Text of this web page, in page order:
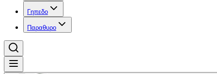
Γηπεδο
Παραθυρο